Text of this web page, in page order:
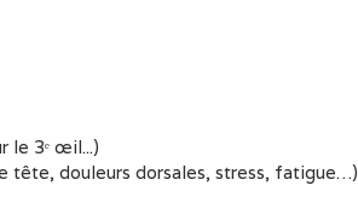
le 3ᵉ œil...)
tête, douleurs dorsales, stress, fatigue…)